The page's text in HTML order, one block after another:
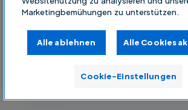
Marketingbemühungen zu unterstützen.
Alle ablehnen Alle Cookies
Cookie-Einstellungen